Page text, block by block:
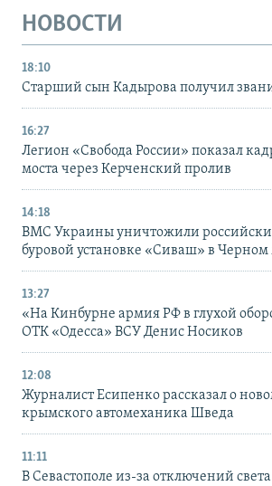
НОВОСТИ
18:10
Старший сын Кадырова получил
16:27
Легион «Свобода России» показал
моста через Керченский пролив
14:18
ВМС Украины уничтожили
буровой установке «Сиваш» в Черном
13:27
«На Кинбурне армия РФ в глухой
ОТК «Одесса» ВСУ Денис Носиков
12:08
Журналист Есипенко рассказал о
крымского автомеханика Шведа
11:11
В Севастополе из-за отключений